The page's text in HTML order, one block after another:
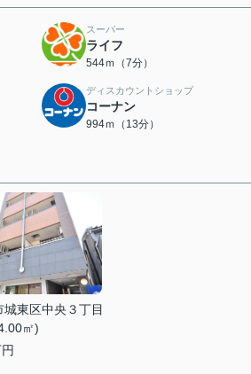
スーパー
ライフ
544ｍ（7分）
ディスカウントショップ
コーナン
994ｍ（13分）
城東区中央３丁目
㎡)